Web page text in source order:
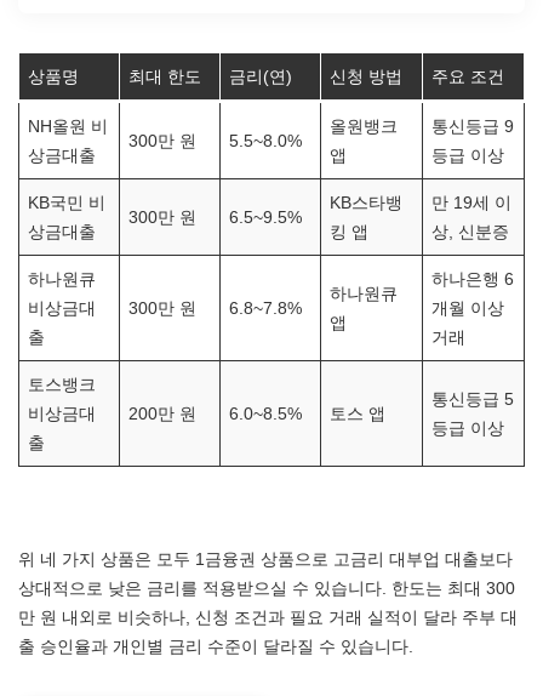
상품명 최대 한도 금리(연) 신청 방법 주요 조건
NH올원 비
상금대출
300만 원 5.5~8.0%
올원뱅크
앱
통신등급 9
등급 이상
KB국민 비
상금대출
300만 원 6.5~9.5%
KB스타뱅
킹 앱
만 19세 이
상, 신분증
하나원큐
비상금대
출
300만 원 6.8~7.8%
하나원큐
앱
하나은행 6
개월 이상
거래
토스뱅크
비상금대
출
200만 원 6.0~8.5% 토스 앱
통신등급 5
등급 이상
위 네 가지 상품은 모두 1금융권 상품으로 고금리 대부업 대출보다
상대적으로 낮은 금리를 적용받으실 수 있습니다. 한도는 최대 300
만 원 내외로 비슷하나, 신청 조건과 필요 거래 실적이 달라 주부 대
출 승인율과 개인별 금리 수준이 달라질 수 있습니다.